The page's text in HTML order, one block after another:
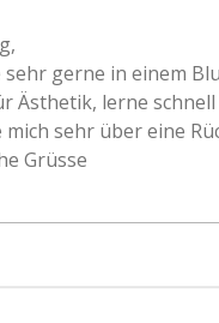
sehr gerne in einem
Ästhetik, lerne
mich sehr über eine
Grüsse